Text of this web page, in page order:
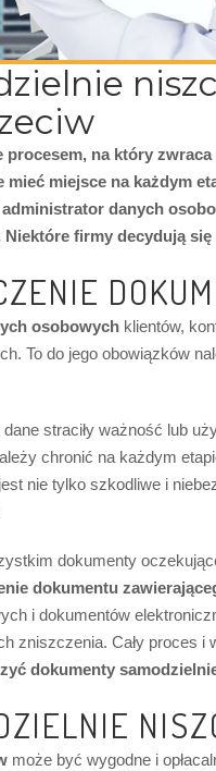
na który
mieć miejsce na każdym
danych
firmy decydują
osobowych klientów,
To do jego obowiązków
straciły ważność lub
chronić na każdym
jest nie tylko szkodliwe i
dokumenty
dokumentu
i dokumentów
zniszczenia. Cały
dokumenty
może być wygodne i